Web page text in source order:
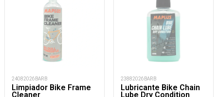
24082026BARB
Limpiador Bike Frame
Cleaner
23882026BARB
Lubricante Bike Chain
Lube Dry Condition